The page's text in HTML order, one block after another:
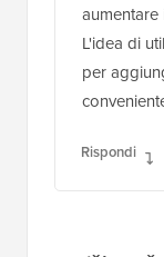
L'idea di
per
Rispondi